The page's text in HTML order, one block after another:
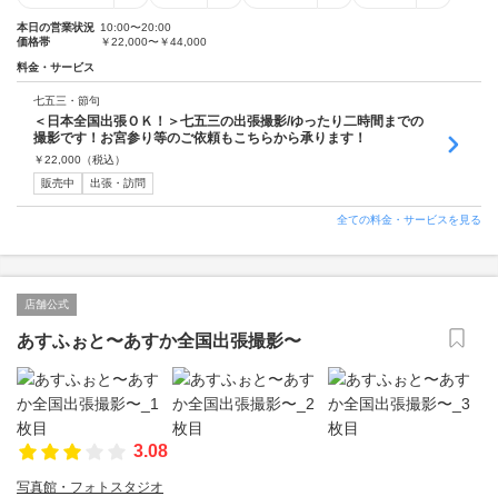
本日の営業状況 10:00〜20:00
価格帯
￥22,000〜￥44,000
料金・サービス
七五三・節句
＜日本全国出張ＯＫ！＞七五三の出張撮影/ゆったり二時間までの
撮影です！お宮参り等のご依頼もこちらから承ります！
￥22,000 （税込）
販売中
出張・訪問
全ての料金・サービスを見る
店舗公式
あすふぉと〜あすか全国出張撮影〜
3.08
写真館・フォトスタジオ